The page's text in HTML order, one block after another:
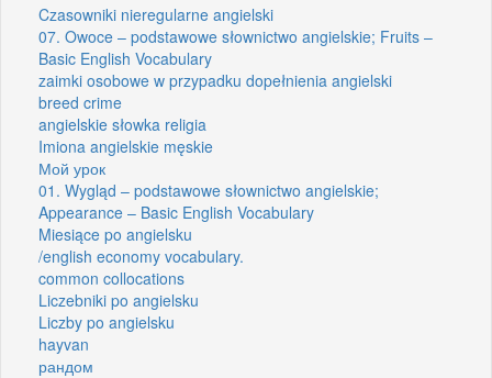
Czasowniki nieregularne angielski
07. Owoce – podstawowe słownictwo angielskie; Fruits –
Basic English Vocabulary
zaimki osobowe w przypadku dopełnienia angielski
breed crime
angielskie słowka religia
Imiona angielskie męskie
Мой урок
01. Wygląd – podstawowe słownictwo angielskie;
Appearance – Basic English Vocabulary
Miesiące po angielsku
/english economy vocabulary.
common collocations
Liczebniki po angielsku
Liczby po angielsku
hayvan
рандом